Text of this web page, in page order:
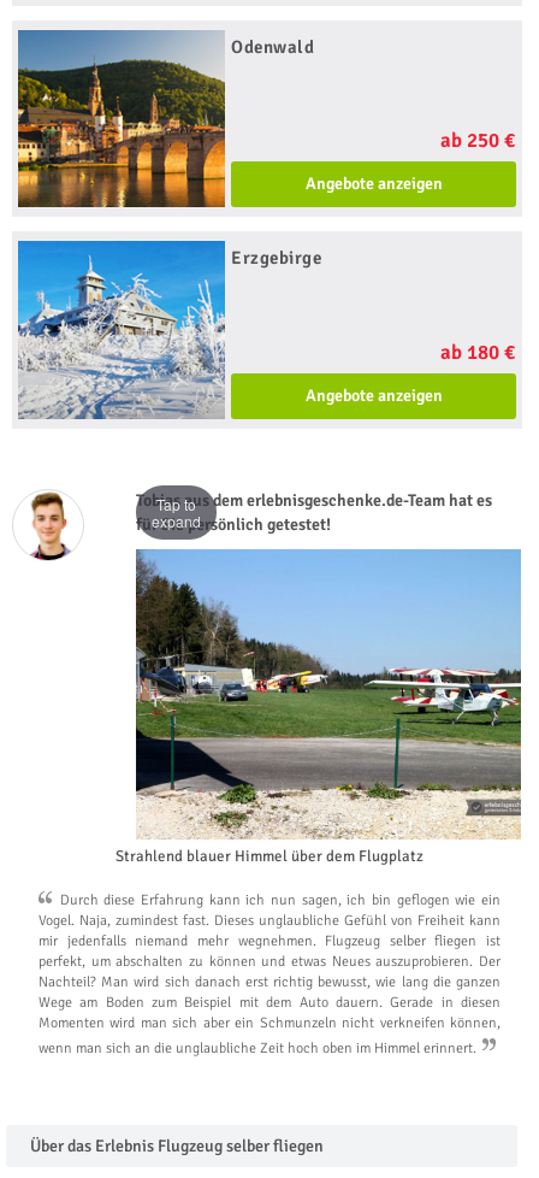
Odenwald
ab 250 €
Angebote anzeigen
Erzgebirge
ab 180 €
Angebote anzeigen
Tobias aus dem erlebnisgeschenke.de-Team hat es
für Sie persönlich getestet!
Tap to
expand
Strahlend blauer Himmel über dem Flugplatz
Durch diese Erfahrung kann ich nun sagen, ich bin geflogen wie ein
Vogel. Naja, zumindest fast. Dieses unglaubliche Gefühl von Freiheit kann
mir jedenfalls niemand mehr wegnehmen. Flugzeug selber fliegen ist
perfekt, um abschalten zu können und etwas Neues auszuprobieren. Der
Nachteil? Man wird sich danach erst richtig bewusst, wie lang die ganzen
Wege am Boden zum Beispiel mit dem Auto dauern. Gerade in diesen
Momenten wird man sich aber ein Schmunzeln nicht verkneifen können,
wenn man sich an die unglaubliche Zeit hoch oben im Himmel erinnert.
Über das Erlebnis Flugzeug selber fliegen